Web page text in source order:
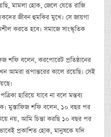
মামলা হোক, জেলে যেতে রাজি
জীবন হুমকির মুখে। সে জায়গা
করতে হবে। সমাজে সাংস্কৃতিক
শফি বলেন, করপোরেট প্রতিষ্ঠানের
আমরা রূপান্তরের কালে রয়েছি। সেই
হারিয়ে যাবে না বলে মন্তব্য
মুস্তাফিজ শফি বলেন, ১০ বছর পর
নয়, আমি চিন্তা করছি ১০ বছর পর
প্রকাশিত হোক, মানুষকে যদি